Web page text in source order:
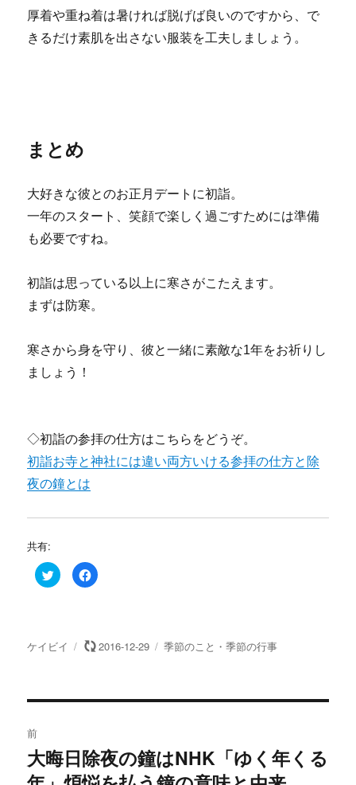
厚着や重ね着は暑ければ脱げば良いのですから、で
きるだけ素肌を出さない服装を工夫しましょう。
まとめ
大好きな彼とのお正月デートに初詣。
一年のスタート、笑顔で楽しく過ごすためには準備
も必要ですね。
初詣は思っている以上に寒さがこたえます。
まずは防寒。
寒さから身を守り、彼と一緒に素敵な1年をお祈りし
ましょう！
◇初詣の参拝の仕方はこちらをどうぞ。
初詣お寺と神社には違い両方いける参拝の仕方と除
夜の鐘とは
共有:
ク
リ
w
i
で
共
い
ウ
ン
F
a
k
で
に
は
し
て
く
だ
投
ケイビイ
投 2016-12-29
カ
リ
季節のこと・季節の行事
稿
前
過
去
大晦日除夜の鐘はNHK「ゆく年くる